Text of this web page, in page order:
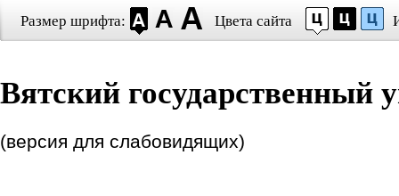
Размер шрифта: Цвета сайта
Выберите шрифт Arial Times New Roman
Интервал между буквами(Кернинг)
Вятский государственный
(версия для слабовидящих)